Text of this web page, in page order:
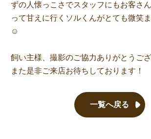
ずの人懐っこさでスタッフにもお客さ
って甘えに行くソルくんがとても微笑
☺
飼い主様、撮影のご協力ありがとうご
また是非ご来店お待ちしております！
一覧へ戻る